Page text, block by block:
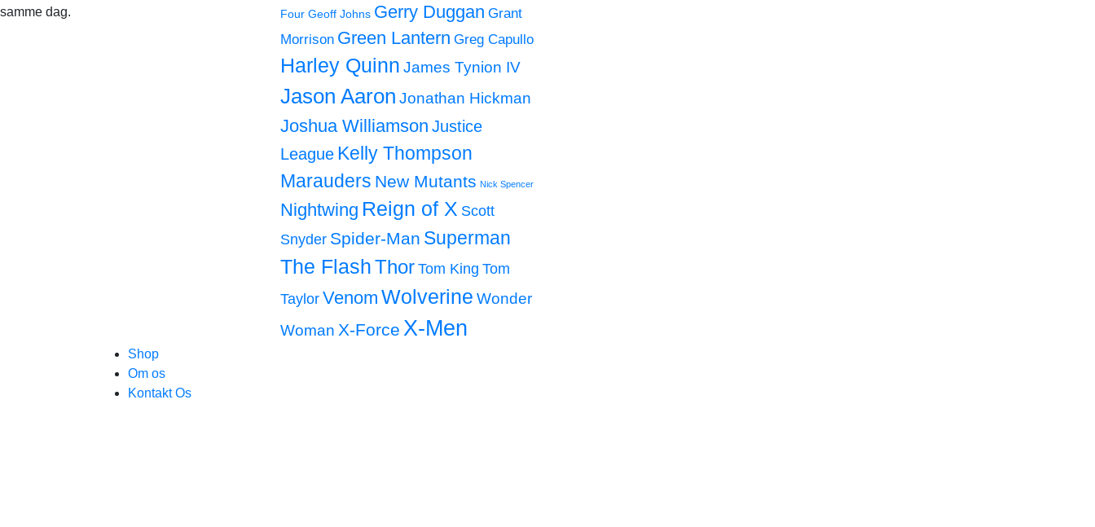
samme dag.
Four Geoff Johns Gerry Duggan Grant
Morrison Green Lantern Greg Capullo
Harley Quinn James Tynion IV
Jason Aaron Jonathan Hickman
Joshua Williamson Justice
League Kelly Thompson
Marauders New Mutants Nick Spencer
Nightwing Reign of X Scott
Snyder Spider-Man Superman
The FlashThor Tom King Tom
Taylor Venom Wolverine Wonder
Woman X-Force X-Men
Shop
Om os
Kontakt Os